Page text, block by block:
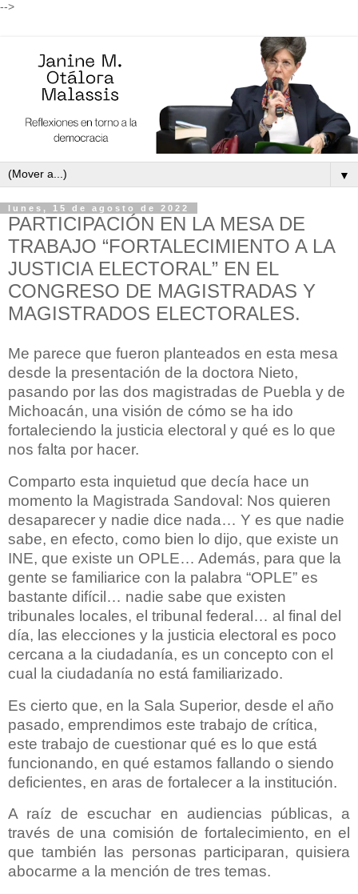
-->
▼
lunes, 15 de agosto de 2022
PARTICIPACIÓN EN LA MESA DE
TRABAJO “FORTALECIMIENTO A LA
JUSTICIA ELECTORAL” EN EL
CONGRESO DE MAGISTRADAS Y
MAGISTRADOS ELECTORALES.
Me parece que fueron planteados en esta mesa
desde la presentación de la doctora Nieto,
pasando por las dos magistradas de Puebla y de
Michoacán, una visión de cómo se ha ido
fortaleciendo la justicia electoral y qué es lo que
nos falta por hacer.
Comparto esta inquietud que decía hace un
momento la Magistrada Sandoval: Nos quieren
desaparecer y nadie dice nada… Y es que nadie
sabe, en efecto, como bien lo dijo, que existe un
INE, que existe un OPLE… Además, para que la
gente se familiarice con la palabra “OPLE” es
bastante difícil… nadie sabe que existen
tribunales locales, el tribunal federal… al final del
día, las elecciones y la justicia electoral es poco
cercana a la ciudadanía, es un concepto con el
cual la ciudadanía no está familiarizado.
Es cierto que, en la Sala Superior, desde el año
pasado, emprendimos este trabajo de crítica,
este trabajo de cuestionar qué es lo que está
funcionando, en qué estamos fallando o siendo
deficientes, en aras de fortalecer a la institución.
A raíz de escuchar en audiencias públicas, a
través de una comisión de fortalecimiento, en el
que también las personas participaran, quisiera
abocarme a la mención de tres temas.